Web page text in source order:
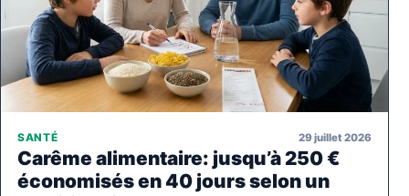
SANTÉ 29 juillet 2026
Carême alimentaire: jusqu’à 250 €
économisés en 40 jours selon un